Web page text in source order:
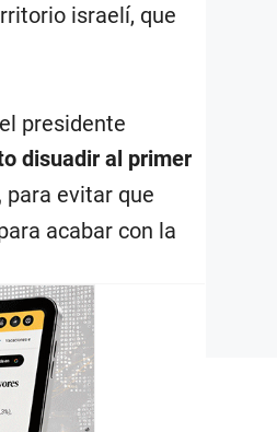
israelí, que
presidente
disuadir al primer
para evitar que
acabar con la